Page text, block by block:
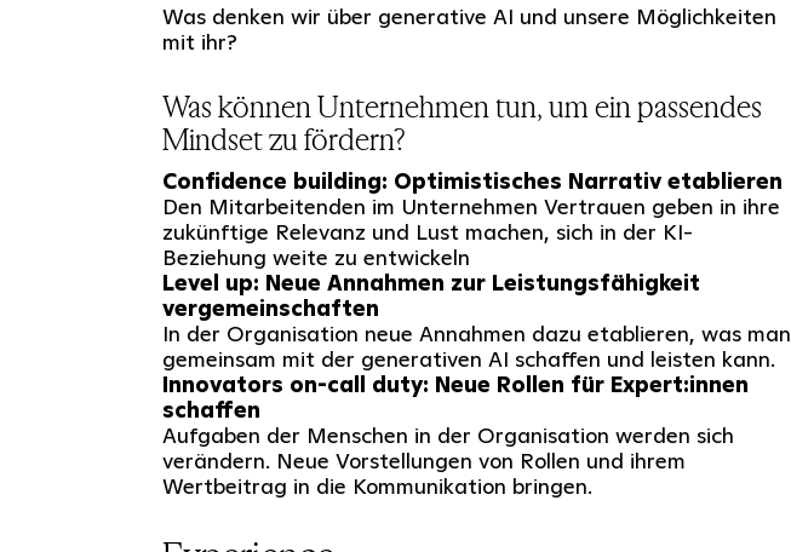
Was denken wir über generative AI und unsere Möglichkeiten
mit ihr?
Was können Unternehmen tun, um ein passendes
Mindset zu fördern?
Confidence building: Optimistisches Narrativ etablieren
Den Mitarbeitenden im Unternehmen Vertrauen geben in ihre
zukünftige Relevanz und Lust machen, sich in der KI-
Beziehung weite zu entwickeln
Level up: Neue Annahmen zur Leistungsfähigkeit
vergemeinschaften
In der Organisation neue Annahmen dazu etablieren, was man
gemeinsam mit der generativen AI schaffen und leisten kann.
Innovators on-call duty: Neue Rollen für Expert:innen
schaffen
Aufgaben der Menschen in der Organisation werden sich
verändern. Neue Vorstellungen von Rollen und ihrem
Wertbeitrag in die Kommunikation bringen.